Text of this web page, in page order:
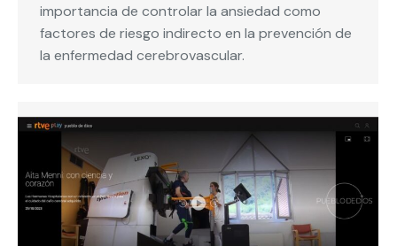
importancia de controlar la ansiedad como
factores de riesgo indirecto en la prevención de
la enfermedad cerebrovascular.